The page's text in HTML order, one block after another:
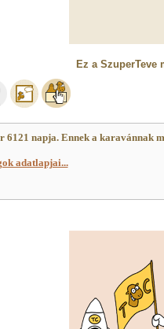
Ez a
napja. Ennek a karavánnak
adatlapjai...